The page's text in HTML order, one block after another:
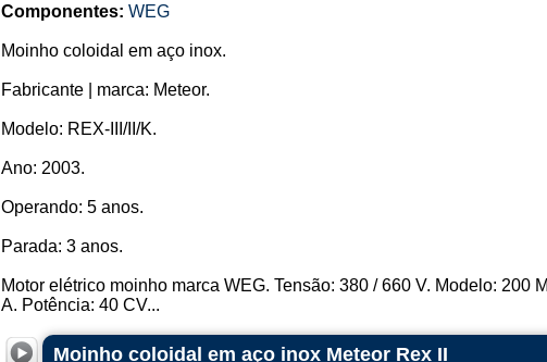
Componentes: WEG
Moinho coloidal em aço inox.
Fabricante | marca: Meteor.
Modelo: REX-III/II/K.
Ano: 2003.
Operando: 5 anos.
Parada: 3 anos.
Motor elétrico moinho marca WEG. Tensão: 380 / 660 V. Modelo: 200
A. Potência: 40 CV...
Moinho coloidal em aço inox Meteor Rex II